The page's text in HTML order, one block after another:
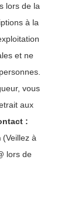
lors de la
à la
et ne
vous
aux
:
(Veillez à
lors de